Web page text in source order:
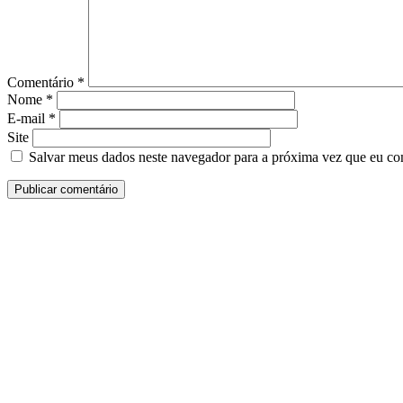
Comentário *
Nome *
E-mail *
Site
Salvar meus dados neste navegador para a próxima vez que eu